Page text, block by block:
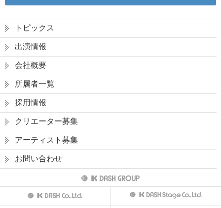
トピックス
出演情報
会社概要
所属者一覧
採用情報
クリエーター募集
アーティスト募集
お問い合わせ